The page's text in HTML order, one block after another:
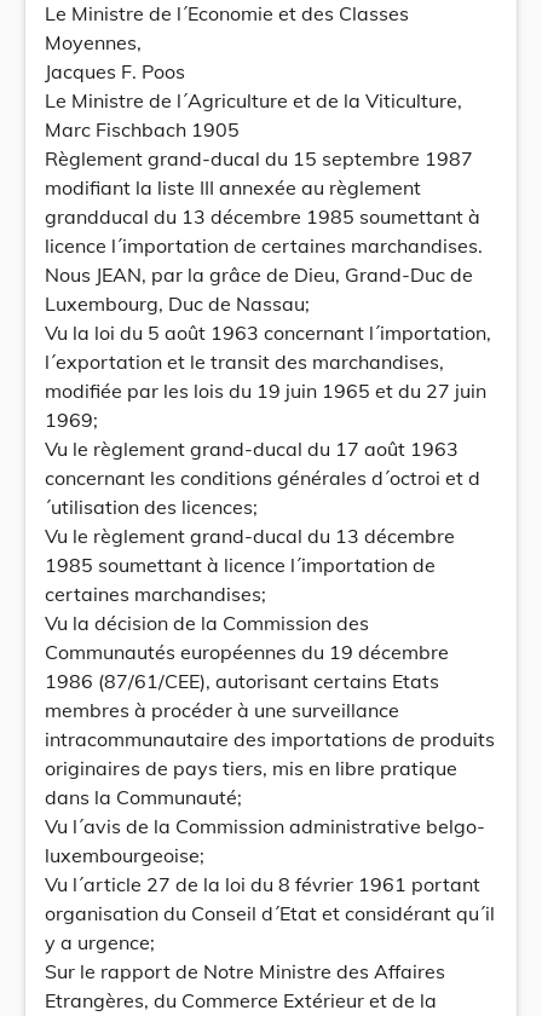
Le Ministre de l´Economie et des Classes
Moyennes,
Jacques F. Poos
Le Ministre de l´Agriculture et de la Viticulture,
Marc Fischbach 1905
Règlement grand-ducal du 15 septembre 1987
modifiant la liste III annexée au règlement
grandducal du 13 décembre 1985 soumettant à
licence l´importation de certaines marchandises.
Nous JEAN, par la grâce de Dieu, Grand-Duc de
Luxembourg, Duc de Nassau;
Vu la loi du 5 août 1963 concernant l´importation,
l´exportation et le transit des marchandises,
modifiée par les lois du 19 juin 1965 et du 27 juin
1969;
Vu le règlement grand-ducal du 17 août 1963
concernant les conditions générales d´octroi et d
´utilisation des licences;
Vu le règlement grand-ducal du 13 décembre
1985 soumettant à licence l´importation de
certaines marchandises;
Vu la décision de la Commission des
Communautés européennes du 19 décembre
1986 (87/61/CEE), autorisant certains Etats
membres à procéder à une surveillance
intracommunautaire des importations de produits
originaires de pays tiers, mis en libre pratique
dans la Communauté;
Vu l´avis de la Commission administrative belgo-
luxembourgeoise;
Vu l´article 27 de la loi du 8 février 1961 portant
organisation du Conseil d´Etat et considérant qu´il
y a urgence;
Sur le rapport de Notre Ministre des Affaires
Etrangères, du Commerce Extérieur et de la